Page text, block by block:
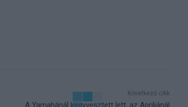
Következő cikk
A Yamahánál kegyvesztett lett, az Apriliánál